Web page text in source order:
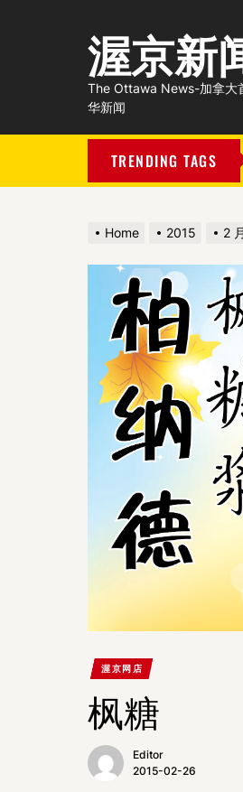
渥京新
The Ottawa News-加拿大
华新闻
TRENDING TAGS
Home 2015 2 月
渥京网店
枫糖
Editor
2015-02-26